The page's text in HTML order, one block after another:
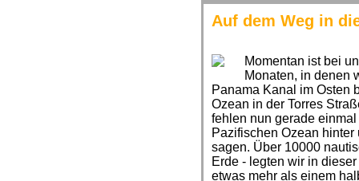
Auf dem Weg in
Momentan ist bei
Monaten, in denen
Panama Kanal im Osten
Ozean in der Torres
fehlen nun gerade
Pazifischen Ozean
sagen. Über 10000
Erde - legten wir in
etwas mehr als einem